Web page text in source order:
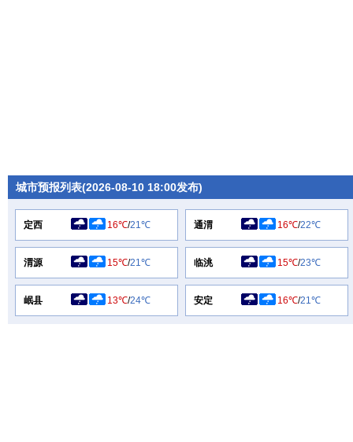
城市预报列表(2026-08-10 18:00发布)
定西 16℃/21℃ 通渭 16℃/22℃
渭源 15℃/21℃ 临洮 15℃/23℃
岷县 13℃/24℃ 安定 16℃/21℃